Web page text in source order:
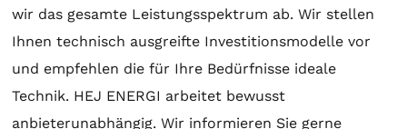
wir das gesamte Leistungsspektrum ab. Wir stellen
Ihnen technisch ausgreifte Investitionsmodelle vor
und empfehlen die für Ihre Bedürfnisse ideale
Technik. HEJ ENERGI arbeitet bewusst
anbieterunabhängig. Wir informieren Sie gerne